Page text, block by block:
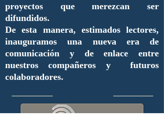
proyectos que merezcan ser
difundidos.
De esta manera, estimados lectores,
inauguramos una nueva era de
comunicación y de enlace entre
nuestros compañeros y futuros
colaboradores.